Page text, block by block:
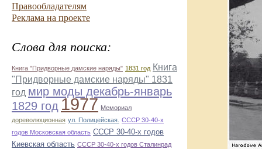
Правообладателям
Реклама на проекте
Слова для поиска:
Книга "Придворные дамские наряды" 1831 год Книга
"Придворные дамские наряды" 1831
год мир моды декабрь-январь
1829 год 1977 Мемориал
дореволюционная ул. Полицейская. СССР 30-40-х
годов Московская область СССР 30-40-х годов
Киевская область СССР 30-40-х годов Сталинрад